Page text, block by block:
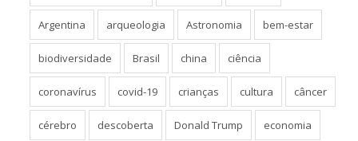
Argentina arqueologia Astronomia bem-estar
biodiversidade Brasil china ciência
coronavírus covid-19 crianças cultura câncer
cérebro descoberta Donald Trump economia